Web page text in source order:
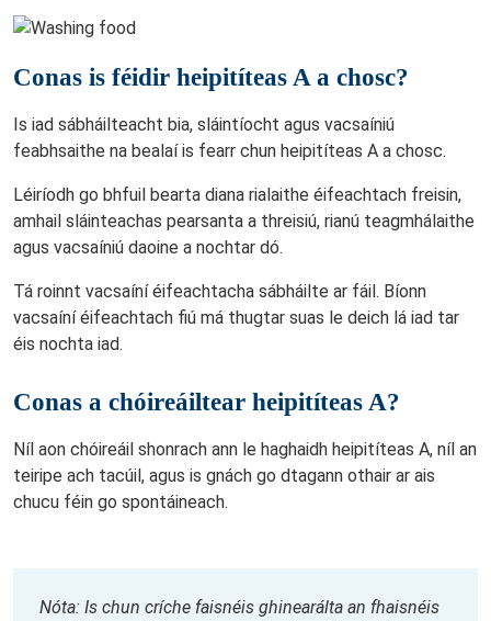
Conas is féidir heipitíteas A a chosc?
Is iad sábháilteacht bia, sláintíocht agus vacsaíniú
feabhsaithe na bealaí is fearr chun heipitíteas A a chosc.
Léiríodh go bhfuil bearta diana rialaithe éifeachtach freisin,
amhail sláinteachas pearsanta a threisiú, rianú teagmhálaithe
agus vacsaíniú daoine a nochtar dó.
Tá roinnt vacsaíní éifeachtacha sábháilte ar fáil. Bíonn
vacsaíní éifeachtach fiú má thugtar suas le deich lá iad tar
éis nochta iad.
Conas a chóireáiltear heipitíteas A?
Níl aon chóireáil shonrach ann le haghaidh heipitíteas A, níl an
teiripe ach tacúil, agus is gnách go dtagann othair ar ais
chucu féin go spontáineach.
Nóta: Is chun críche faisnéis ghinearálta an fhaisnéis